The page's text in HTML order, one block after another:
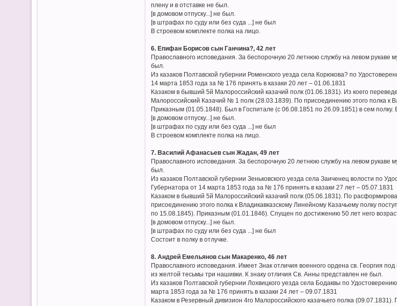
плену и в отставке не был.
[в домовом отпуску...] не был.
[в штрафах по суду или без суда ...] не был
В строевом комплекте полка на лицо.
6. Епифан Борисов сын Ганчина?, 42 лет
Православного исповедания. За беспорочную 20 летнюю службу на левом
был.
Из казаков Полтавской губернии Роменского уезда села Корюкова? по
14 марта 1853 года за № 176 принять в казаки 20 лет – 01.06.1831
Казаком в бывший 5й Малороссийский казачий полк (01.06.1831). Из коего
Малороссийский Казачий № 1 полк (28.03.1839). По присоединению этого полка к
Приказным (01.05.1848). Был в Госпитале (с 06.08.1851 по 26.09.1851) в сем полку.
[в домовом отпуску...] не был.
[в штрафах по суду или без суда ...] не был
В строевом комплекте полка на лицо.
7. Василий Афанасьев сын Жадан, 49 лет
Православного исповедания. За беспорочную 20 летнюю службу на левом
был.
Из казаков Полтавской губернии Зеньковского уезда села Заиченец волости по
Губернатора от 14 марта 1853 года за № 176 принять в казаки 27 лет – 05.07.1831
Казаком в бывший 5й Малороссийский казачий полк (05.06.1831). По
присоединению этого полка к Владикавказскому Линейному Казачьему полку
по 15.08.1845). Приказным (01.01.1846). Спущен по достижению 50 лет него
[в домовом отпуску...] не был.
[в штрафах по суду или без суда ...] не был
Состоит в полку в отлучке.
8. Андрей Емельянов сын Макаренко, 46 лет
Православного исповедания. Имеет Знак отличия военного ордена св. Георгия
из желтой тесьмы три нашивки. К знаку отличия Св. Анны представлен не был.
Из казаков Полтавской губернии Лохвицкого уезда села Бодаквы по
марта 1853 года за № 176 принять в казаки 24 лет – 09.07.1831
Казаком в Резервный дивизион 4го Малороссийского казачьего полка